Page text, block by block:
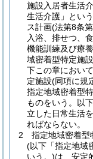
施設入居者生活
生活介護」とい
ス計画(法第8条
入浴、排せつ、
機能訓練及び療
域密着型特定施
下この章におい
定施設(同項に規
指定地域密着型
ものをいう。以
立した日常生活
ればならない。
2
指定地域密着型
(以下「指定地域
いう。)は、安定